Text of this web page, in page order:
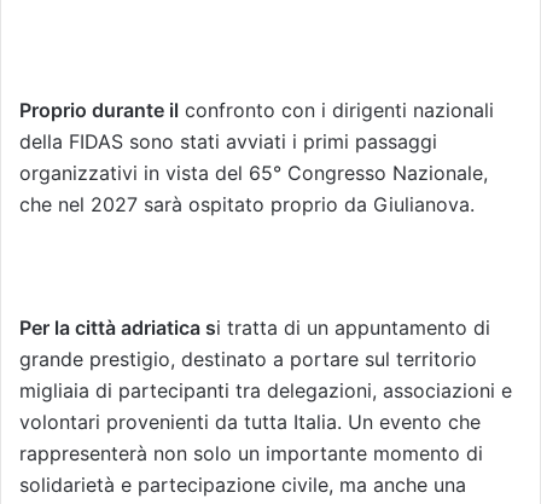
Proprio durante il confronto con i dirigenti nazionali
della FIDAS sono stati avviati i primi passaggi
organizzativi in vista del 65° Congresso Nazionale,
che nel 2027 sarà ospitato proprio da Giulianova.
Per la città adriatica si tratta di un appuntamento di
grande prestigio, destinato a portare sul territorio
migliaia di partecipanti tra delegazioni, associazioni e
volontari provenienti da tutta Italia. Un evento che
rappresenterà non solo un importante momento di
solidarietà e partecipazione civile, ma anche una